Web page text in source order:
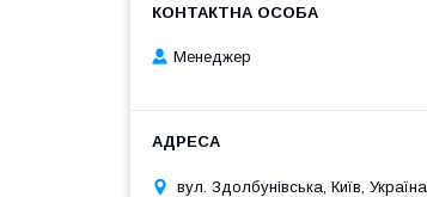
Менеджер
вул. Здолбунівська, Київ, Україна